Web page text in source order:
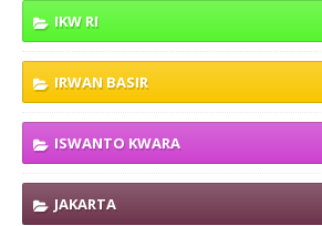
IKW RI
IRWAN BASIR
ISWANTO KWARA
JAKARTA